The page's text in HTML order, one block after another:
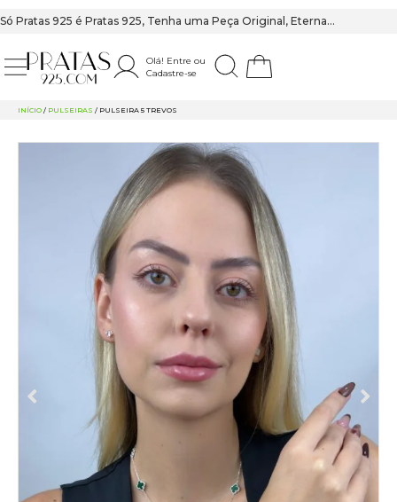
Só Pratas 925 é Pratas 925, Tenha uma Peça Original, Eterna…
Olá! Entre ou
Cadastre-se
INÍCIO / PULSEIRAS / PULSEIRA 5 TREVOS